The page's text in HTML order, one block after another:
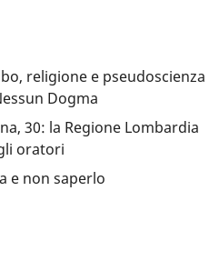
religione e pseudoscienza
Dogma
30: la Regione Lombardia
oratori
e non saperlo